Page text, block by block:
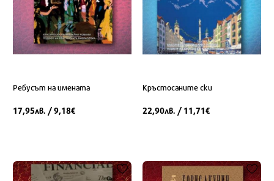
Ребусът на имената
17,95лв. / 9,18€
Кръстосаните ски
22,90лв. / 11,71€